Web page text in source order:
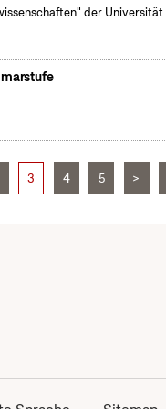
der Universität
3 4 5 >